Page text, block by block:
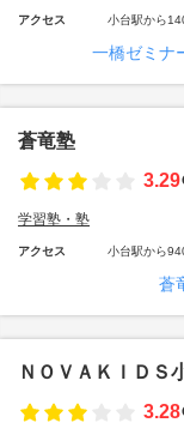
アクセス 小台駅から
一橋ゼミナ
蒼竜塾
3.29
学習塾・塾
アクセス 小台駅から
蒼
ＮＯＶＡＫＩＤＳ
3.28